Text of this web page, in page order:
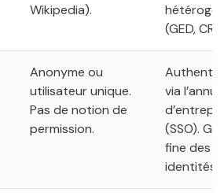
Wikipedia).
(GED,
Anonyme ou
utilisateur unique.
Pas de notion de
permission.
via
(SSO).
fine des
identités.